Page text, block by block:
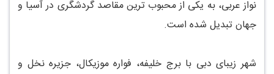
نواز عربی، به یکی از محبوب ترین مقاصد گردشگری در آسیا و
جهان تبدیل شده است.
شهر زیبای دبی با برج خلیفه، فواره موزیکال، جزیره نخل و